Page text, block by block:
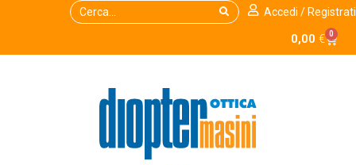
Accedi / Registrati
0,00 € 0